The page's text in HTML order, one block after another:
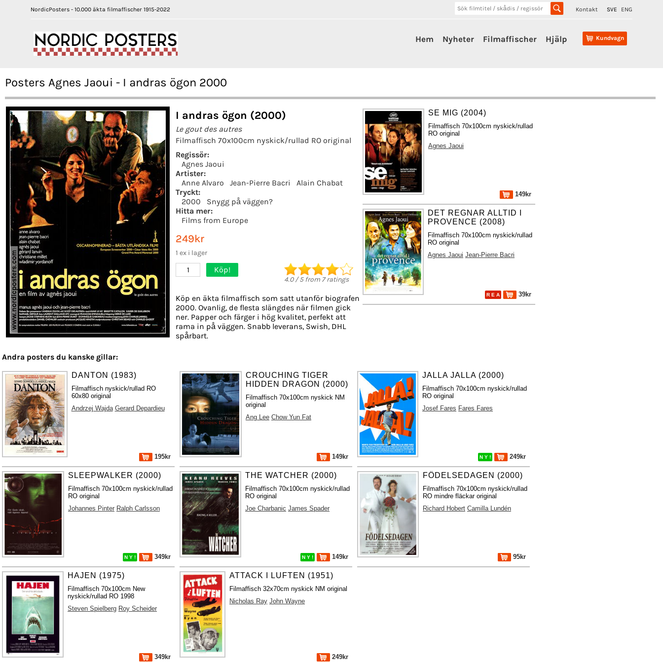
NordicPosters - 10.000 äkta filmaffischer 1915-2022 Kontakt SVE ENG
Kundvagn
Hem Nyheter Filmaffischer Hjälp
Posters Agnes Jaoui - I andras ögon 2000
I andras ögon (2000)
Le gout des autres
Filmaffisch 70x100cm nyskick/rullad RO original
Regissör:
Agnes Jaoui
Artister:
Anne Alvaro
Jean-Pierre Bacri
Alain Chabat
Tryckt:
2000
Snygg på väggen?
Hitta mer:
Films from Europe
249kr
1 ex i lager
1 Köp!
4.0/5from 7ratings
Köp en äkta filmaffisch som satt utanför biografen
2000. Ovanlig, de flesta slängdes när filmen gick
ner. Papper och färger i hög kvalitet, perfekt att
rama in på väggen. Snabb leverans, Swish, DHL
spårbart.
SE MIG (2004)
Filmaffisch 70x100cm nyskick/rullad
RO original
Agnes Jaoui
149kr
DET REGNAR ALLTID I
PROVENCE (2008)
Filmaffisch 70x100cm nyskick/rullad
RO original
Agnes Jaoui Jean-Pierre Bacri
R E A 39kr
Andra posters du kanske gillar:
DANTON (1983)
Filmaffisch nyskick/rullad RO
60x80 original
Andrzej Wajda Gerard Depardieu
195kr
CROUCHING TIGER
HIDDEN DRAGON (2000)
Filmaffisch 70x100cm nyskick NM
original
Ang Lee Chow Yun Fat
149kr
JALLA JALLA (2000)
Filmaffisch 70x100cm nyskick/rullad
RO original
Josef Fares Fares Fares
N Y ! 249kr
SLEEPWALKER (2000)
Filmaffisch 70x100cm nyskick/rullad
RO original
Johannes Pinter Ralph Carlsson
N Y ! 349kr
THE WATCHER (2000)
Filmaffisch 70x100cm nyskick/rullad
RO original
Joe Charbanic James Spader
N Y ! 149kr
FÖDELSEDAGEN (2000)
Filmaffisch 70x100cm nyskick/rullad
RO mindre fläckar original
Richard Hobert Camilla Lundén
95kr
HAJEN (1975)
Filmaffisch 70x100cm New
nyskick/rullad RO 1998
Steven Spielberg Roy Scheider
349kr
ATTACK I LUFTEN (1951)
Filmaffisch 32x70cm nyskick NM original
Nicholas Ray John Wayne
249kr